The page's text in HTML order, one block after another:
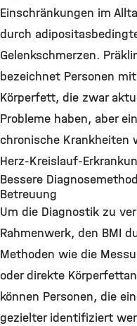
Einschränkungen im
durch
Gelenkschmerzen.
bezeichnet Personen
Körperfett, die zwar
Probleme haben, aber
chronische Krankheiten
Herz-Kreislauf-
Bessere
Betreuung
Um die Diagnostik zu
Rahmenwerk, den BMI
Methoden wie die
oder direkte
können Personen, die
gezielter identifiziert